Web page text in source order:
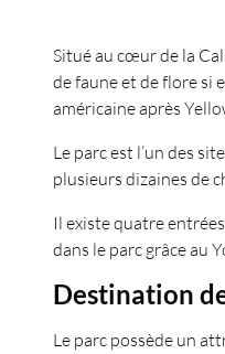
Situé au cœur de la
de faune et de flore si
américaine après
Le parc est l’un des
plusieurs dizaines de
Il existe quatre
dans le parc grâce au
Destination
Le parc possède un